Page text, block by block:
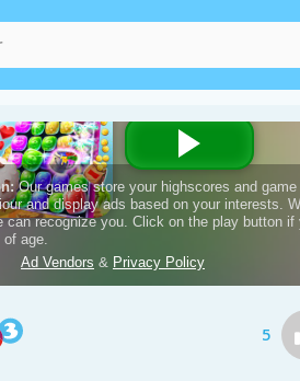
5